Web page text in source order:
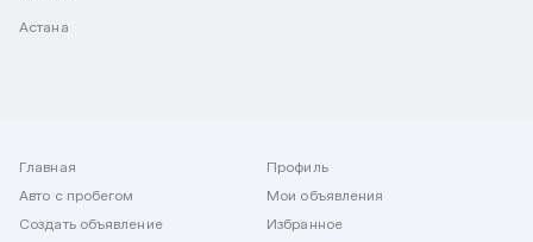
Астана
Главная
Авто с пробегом
Создать объявление
Профиль
Мои объявления
Избранное